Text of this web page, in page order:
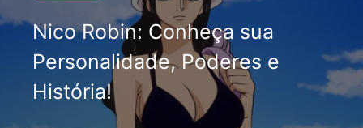
Nico Robin: Conheça sua
Personalidade, Poderes e
História!